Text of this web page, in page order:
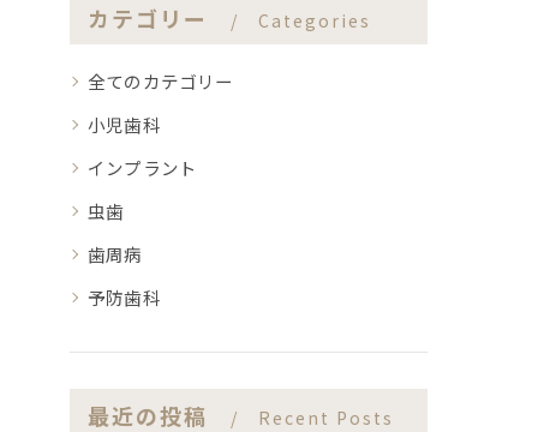
カテゴリー Categories
全てのカテゴリー
小児歯科
インプラント
虫歯
歯周病
予防歯科
最近の投稿 Recent Posts